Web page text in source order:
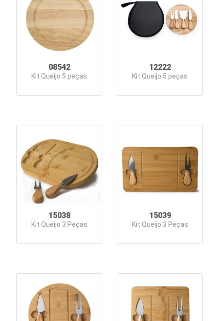
Informática
e
Telefonia
Escolar
vindas
Kit
Churrasco
Kit
Queijo
Kits
Lanternas
Luminárias
08542
Kit Queijo 5 peças
12222
Kit Queijo 5 peças
15038
Kit Queijo 3 Peças
15039
Kit Queijo 3 Peças